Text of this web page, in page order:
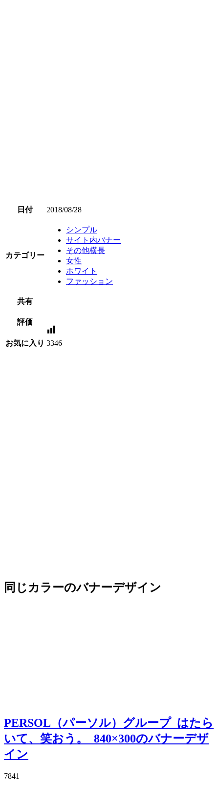
日付 2018/08/28
カテゴリー
シンプル
サイト内バナー
その他横長
女性
ホワイト
ファッション
共有
評価
お気に入り 3346
同じカラーのバナーデザイン
PERSOL（パーソル）グループ_はたら
いて、笑おう。_840×300のバナーデザ
イン
7841